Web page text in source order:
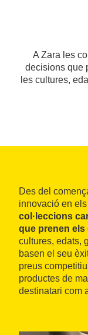
A Zara les
decisions que
les cultures,
Des del
innovació en
col·leccions
que prenen els
cultures, edats,
basen el seu
preus
productes de
destinatari com